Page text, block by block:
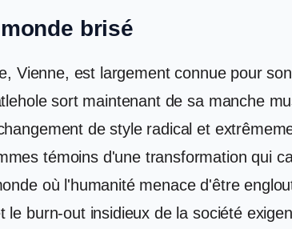
brisé
Vienne, est largement connue pour
sort maintenant de sa manche
de style radical et
témoins d'une transformation qui
où l'humanité menace d'être
le burn-out insidieux de la société